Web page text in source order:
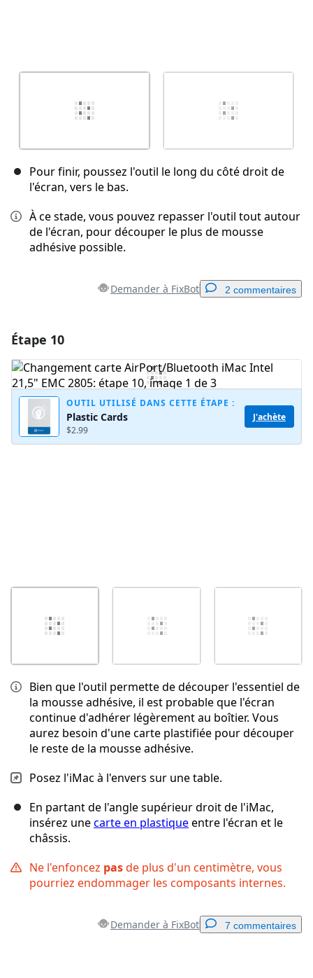
Pour finir, poussez l'outil le long du côté droit de
l'écran, vers le bas.
À ce stade, vous pouvez repasser l'outil tout autour
de l'écran, pour découper le plus de mousse
adhésive possible.
Demander à FixBot 2 commentaires
Ajouter un commentaire
Étape 10
OUTIL UTILISÉ DANS CETTE ÉTAPE :
Plastic Cards
$2.99
J'achète
Bien que l'outil permette de découper l'essentiel de
la mousse adhésive, il est probable que l'écran
continue d'adhérer légèrement au boîtier. Vous
aurez besoin d'une carte plastifiée pour découper
le reste de la mousse adhésive.
Posez l'iMac à l'envers sur une table.
En partant de l'angle supérieur droit de l'iMac,
insérez unecarte en plastiqueentre l'écran et le
châssis.
Ne l'enfoncez pasde plus d'un centimètre, vous
pourriez endommager les composants internes.
Demander à FixBot 7 commentaires